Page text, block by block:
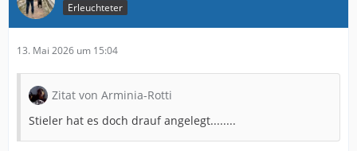
Erleuchteter
13. Mai 2026 um 15:04
Zitat von Arminia-Rotti
Stieler hat es doch drauf angelegt........